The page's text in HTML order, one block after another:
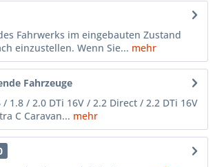
Fahrwerks im eingebauten Zustand
einzustellen. Wenn Sie... mehr
Fahrzeuge
/ 1.8 / 2.0 DTi 16V / 2.2 Direct / 2.2 DTi 16V
C Caravan... mehr